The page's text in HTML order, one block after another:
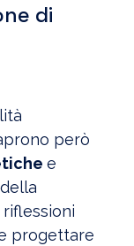
di
però
e
progettare